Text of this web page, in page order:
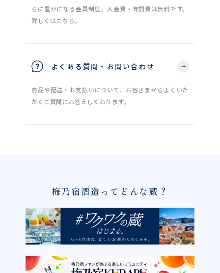
らに豊かになる会員制度。入会費・年間費は無料です。
詳しくはこちら。
よくある質問・お問い合わせ
商品や配送・お支払いについて、お客さまからよくいた
だくご質問にお答えしております。
梅乃宿酒造ってどんな蔵？